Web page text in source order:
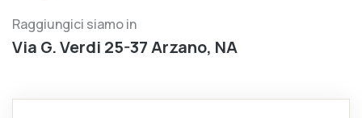
Raggiungici siamo in
Via G. Verdi 25-37 Arzano, NA